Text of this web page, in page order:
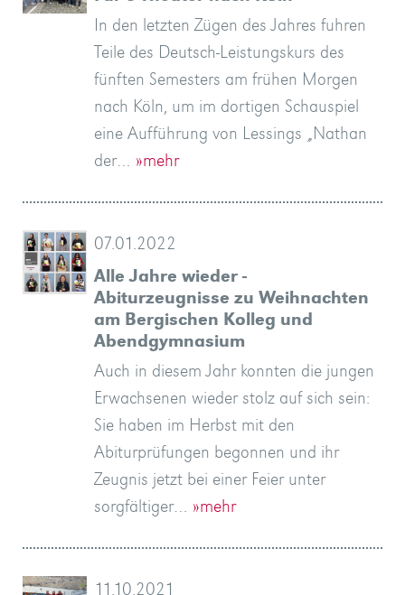
In den letzten Zügen des Jahres fuhren
Teile des Deutsch-Leistungskurs des
fünften Semesters am frühen Morgen
nach Köln, um im dortigen Schauspiel
eine Aufführung von Lessings „Nathan
der… »mehr
07.01.2022
Alle Jahre wieder -
Abiturzeugnisse zu Weihnachten
am Bergischen Kolleg und
Abendgymnasium
Auch in diesem Jahr konnten die jungen
Erwachsenen wieder stolz auf sich sein:
Sie haben im Herbst mit den
Abiturprüfungen begonnen und ihr
Zeugnis jetzt bei einer Feier unter
sorgfältiger… »mehr
11.10.2021